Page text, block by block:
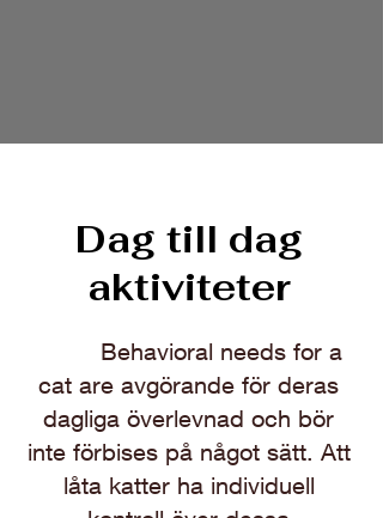
Dag till dag
aktiviteter
Behavioral needs for a
cat are avgörande för deras
dagliga överlevnad och bör
inte förbises på något sätt. Att
låta katter ha individuell